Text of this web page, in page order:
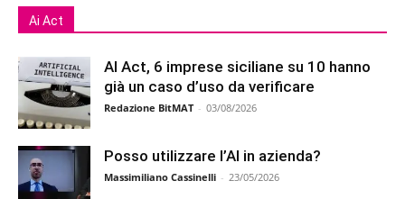
Ai Act
AI Act, 6 imprese siciliane su 10 hanno
già un caso d’uso da verificare
Redazione BitMAT - 03/08/2026
Posso utilizzare l’AI in azienda?
Massimiliano Cassinelli - 23/05/2026